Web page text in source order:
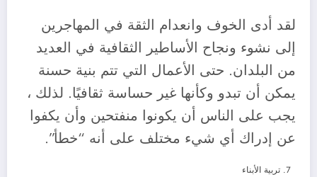
لقد أدى الخوف وانعدام الثقة في المهاجرين
إلى نشوء ونجاح الأساطير الثقافية في العديد
من البلدان. حتى الأعمال التي تتم بنية حسنة
يمكن أن تبدو وكأنها غير حساسة ثقافيًا. لذلك ،
يجب على الناس أن يكونوا منفتحين وأن يكفوا
عن إدراك أي شيء مختلف على أنه “خطأ”.
تربية الأبناء